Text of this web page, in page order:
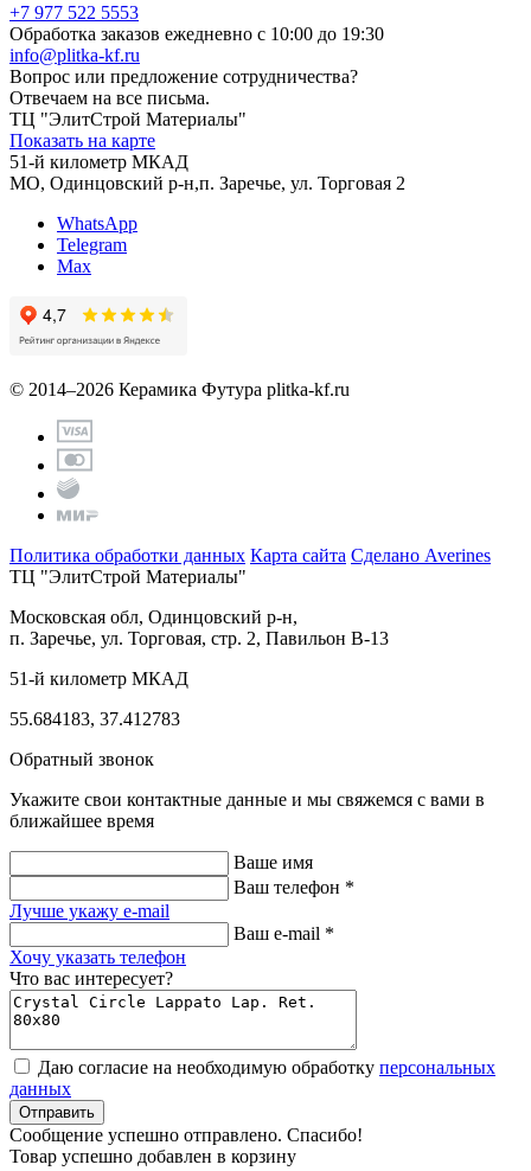
+7 977 522 5553
Обработка заказов ежедневно с 10:00 до 19:30
info@plitka-kf.ru
Вопрос или предложение сотрудничества?
Отвечаем на все письма.
ТЦ "ЭлитСтрой Материалы"
Показать на карте
51-й километр МКАД
МО, Одинцовский р-н,п. Заречье, ул. Торговая 2
WhatsApp
Telegram
Max
© 2014–2026 Керамика Футура plitka-kf.ru
Политика обработки данных Карта сайта Сделано Averines
ТЦ "ЭлитСтрой Материалы"
Московская обл, Одинцовский р-н,
п. Заречье, ул. Торговая, стр. 2, Павильон В-13
51-й километр МКАД
55.684183, 37.412783
Обратный звонок
Укажите свои контактные данные и мы свяжемся с вами в
ближайшее время
Ваше имя
Ваш телефон *
Лучше укажу e-mail
Ваш e-mail *
Хочу указать телефон
Что вас интересует?
Даю согласие на необходимую обработку персональных
данных
Отправить
Cообщение успешно отправлено. Cпасибо!
Товар успешно добавлен в корзину